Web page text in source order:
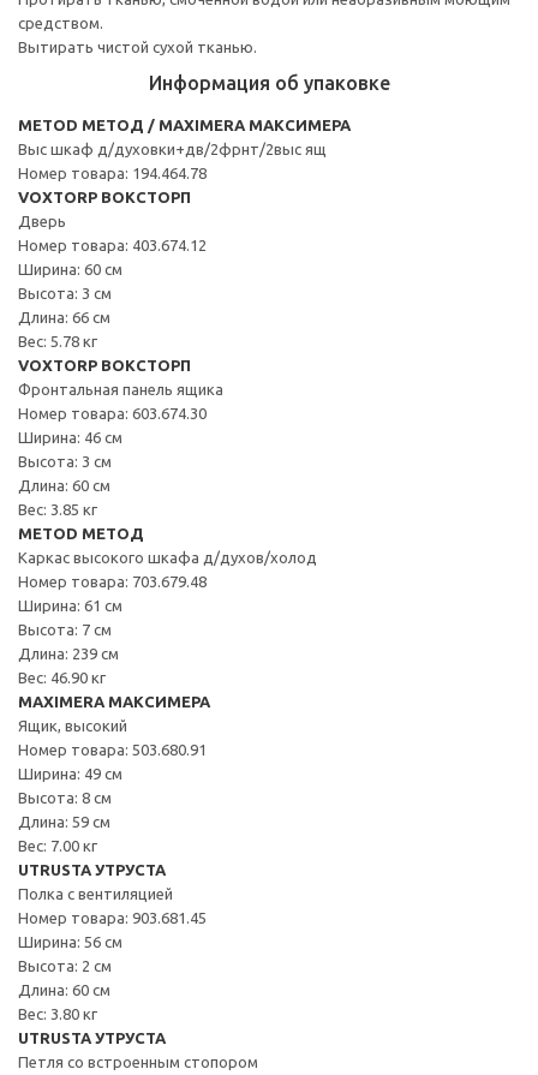
средством.
Вытирать чистой сухой тканью.
Информация об упаковке
METOD МЕТОД / MAXIMERA МАКСИМЕРА
Выс шкаф д/духовки+дв/2фрнт/2выс ящ
Номер товара: 194.464.78
VOXTORP ВОКСТОРП
Дверь
Номер товара: 403.674.12
Ширина: 60 см
Высота: 3 см
Длина: 66 см
Вес: 5.78 кг
VOXTORP ВОКСТОРП
Фронтальная панель ящика
Номер товара: 603.674.30
Ширина: 46 см
Высота: 3 см
Длина: 60 см
Вес: 3.85 кг
METOD МЕТОД
Каркас высокого шкафа д/духов/холод
Номер товара: 703.679.48
Ширина: 61 см
Высота: 7 см
Длина: 239 см
Вес: 46.90 кг
MAXIMERA МАКСИМЕРА
Ящик, высокий
Номер товара: 503.680.91
Ширина: 49 см
Высота: 8 см
Длина: 59 см
Вес: 7.00 кг
UTRUSTA УТРУСТА
Полка с вентиляцией
Номер товара: 903.681.45
Ширина: 56 см
Высота: 2 см
Длина: 60 см
Вес: 3.80 кг
UTRUSTA УТРУСТА
Петля со встроенным стопором